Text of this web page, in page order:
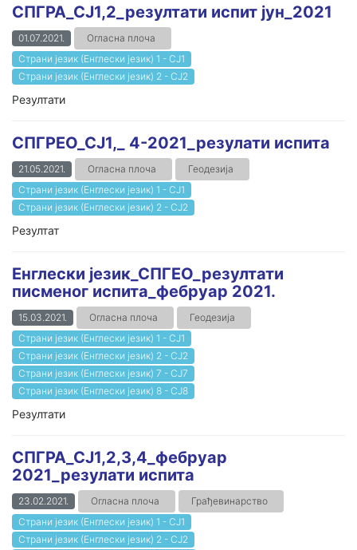
СПГРА_СЈ1,2_резултати испит јун_2021
01.07.2021.
Огласна плоча
Страни језик (Енглески језик) 1 - СЈ1
Страни језик (Енглески језик) 2 - СЈ2
Резултати
СПГРЕО_СЈ1,_ 4-2021_резулати испита
21.05.2021. Огласна плоча
Геодезија
Страни језик (Енглески језик) 1 - СЈ1
Страни језик (Енглески језик) 2 - СЈ2
Резултат
Енглески језик_СПГЕО_резултати
писменог испита_фебруар 2021.
15.03.2021. Огласна плоча
Геодезија
Страни језик (Енглески језик) 1 - СЈ1
Страни језик (Енглески језик) 2 - СЈ2
Страни језик (Енглески језик) 7 - СЈ7
Страни језик (Енглески језик) 8 - СЈ8
Резултати
СПГРА_СЈ1,2,3,4_фебруар
2021_резулати испита
23.02.2021. Огласна плоча
Грађевинарство
Страни језик (Енглески језик) 1 - СЈ1
Страни језик (Енглески језик) 2 - СЈ2